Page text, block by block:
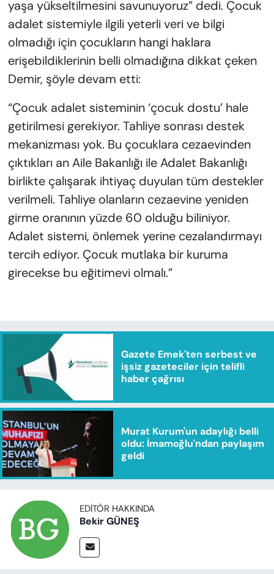
yaşa yükseltilmesini savunuyoruz” dedi. Çocuk
adalet sistemiyle ilgili yeterli veri ve bilgi
olmadığı için çocukların hangi haklara
erişebildiklerinin belli olmadığına dikkat çeken
Demir, şöyle devam etti:
“Çocuk adalet sisteminin ‘çocuk dostu’ hale
getirilmesi gerekiyor. Tahliye sonrası destek
mekanizması yok. Bu çocuklara cezaevinden
çıktıkları an Aile Bakanlığı ile Adalet Bakanlığı
birlikte çalışarak ihtiyaç duyulan tüm destekler
verilmeli. Tahliye olanların cezaevine yeniden
girme oranının yüzde 60 olduğu biliniyor.
Adalet sistemi, önlemek yerine cezalandırmayı
tercih ediyor. Çocuk mutlaka bir kuruma
girecekse bu eğitimevi olmalı.”
Gazete Emek'ten serbest ve
işsiz gazeteciler için telifli
haber çağrısı
Murat Kurum'un adaylığı belli
oldu: İmamoğlu'ndan paylaşım
geldi
EDITÖR HAKKINDA
Bekir GÜNEŞ